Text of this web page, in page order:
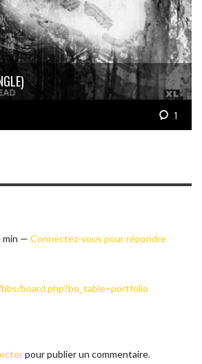
1
min — Connectez-vous pour répondre
board.php?bo_table=portfolio
pour publier un commentaire.